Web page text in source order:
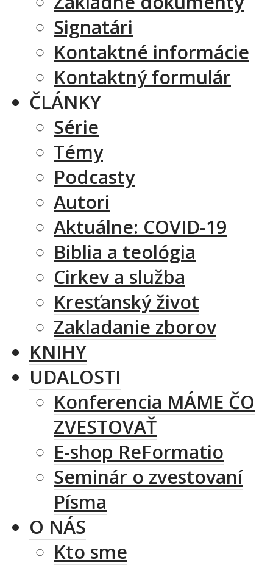
Signatári
Kontaktné informácie
Kontaktný formulár
ČLÁNKY
Série
Témy
Podcasty
Autori
Aktuálne: COVID-19
Biblia a teológia
Cirkev a služba
Kresťanský život
Zakladanie zborov
KNIHY
UDALOSTI
Konferencia MÁME ČO
ZVESTOVAŤ
E-shop ReFormatio
Seminár o zvestovaní
Písma
O NÁS
Kto sme